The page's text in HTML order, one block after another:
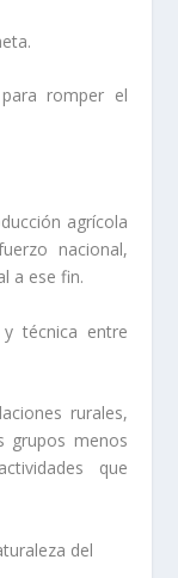
romper el
agrícola
nacional,
a ese fin.
y técnica entre
rurales,
grupos menos
que
del